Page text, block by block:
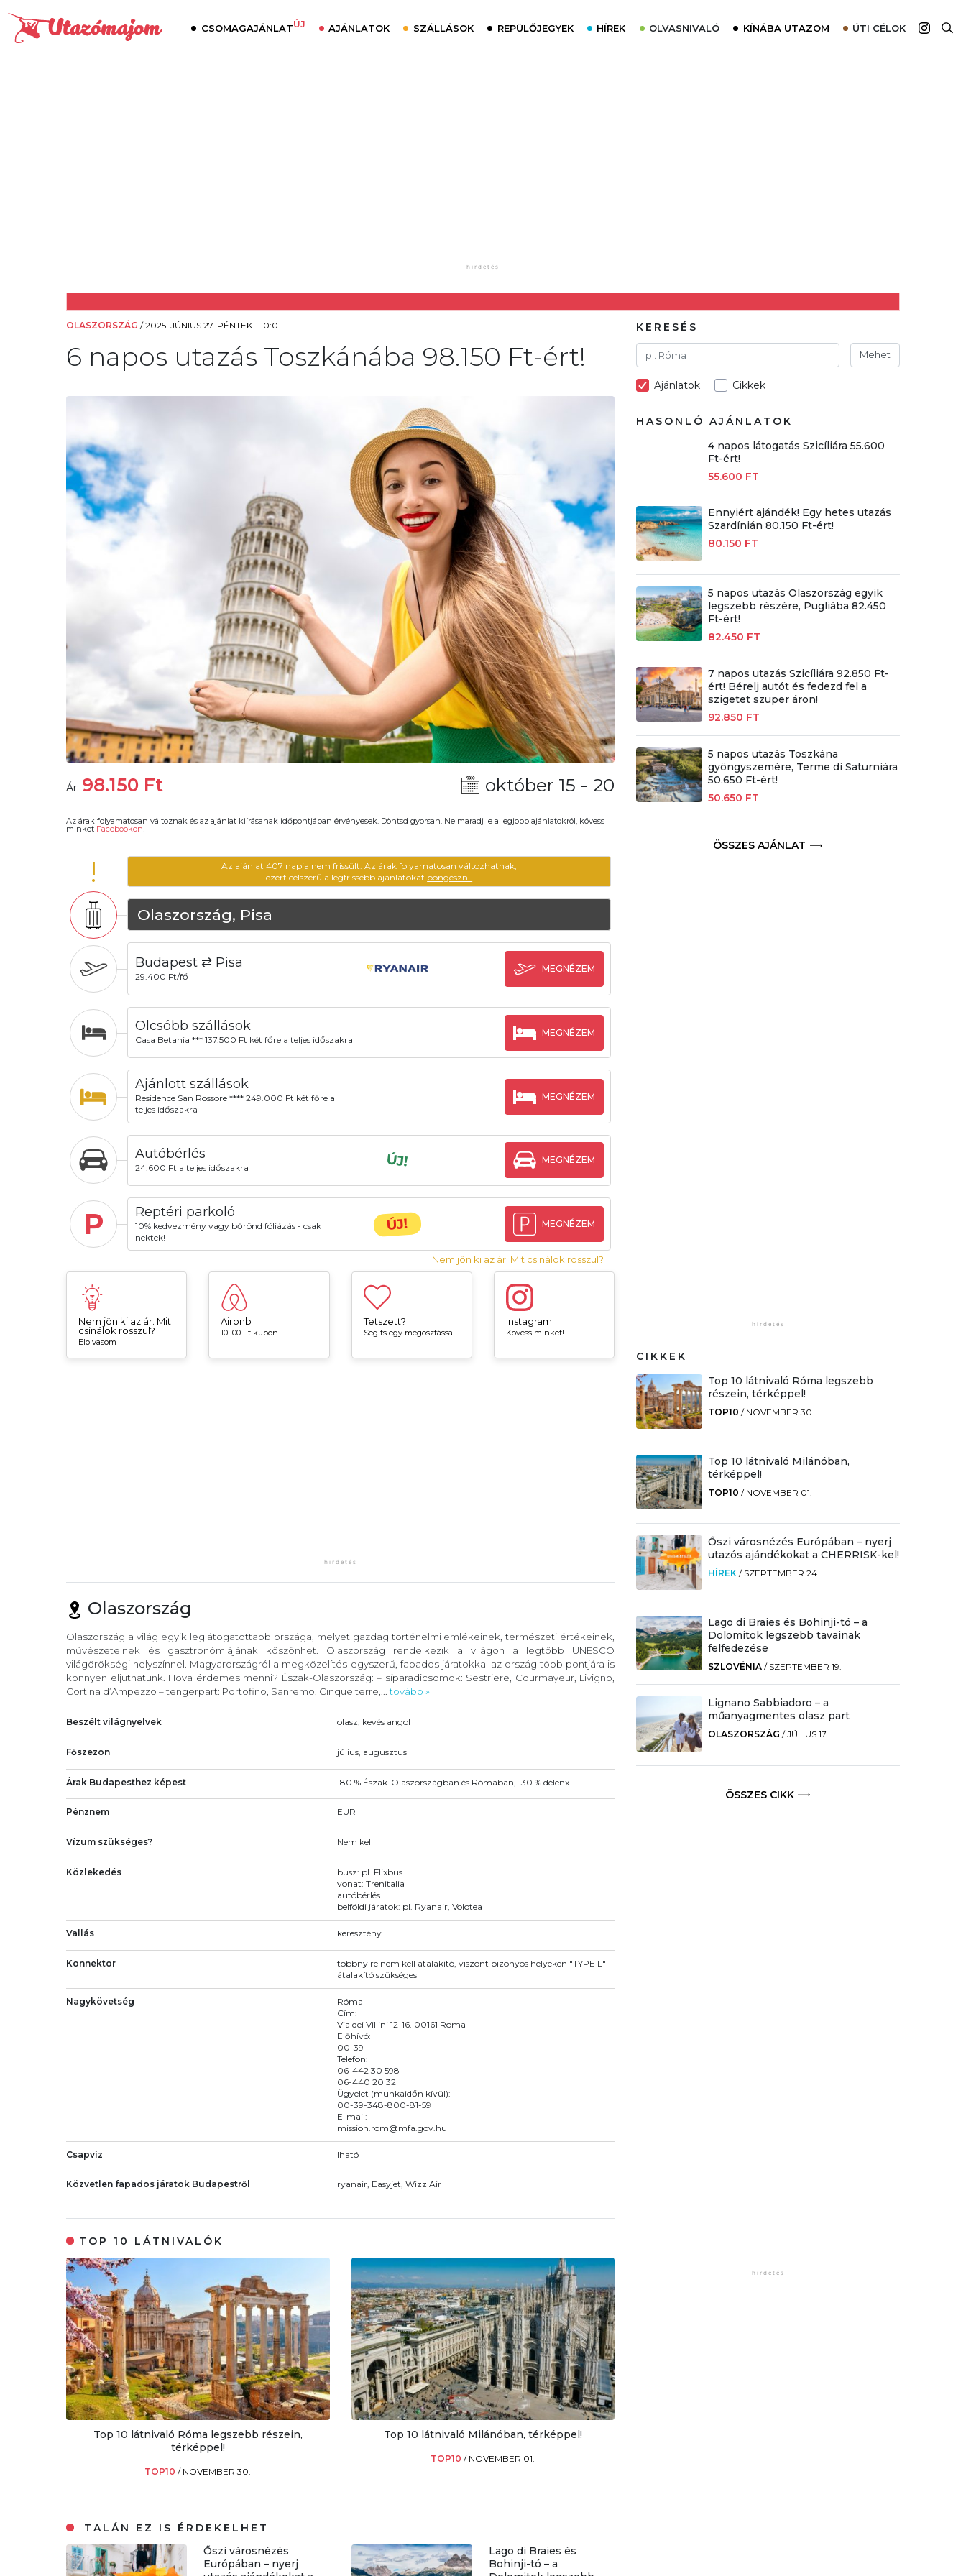
CSOMAGAJÁNLATÚJ AJÁNLATOK SZÁLLÁSOK REPÜLŐJEGYEK HÍREK OLVASNIVALÓ KÍNÁBA UTAZOM ÚTI CÉLOK
OLASZORSZÁG /2025. JÚNIUS 27. PÉNTEK - 10:01
6 napos utazás Toszkánába 98.150 Ft-ért!
Ár: 98.150 Ft október 15 - 20
Az árak folyamatosan változnak és az ajánlat kiírásanak időpontjában érvényesek. Döntsd gyorsan. Ne maradj le a legjobb ajánlatokról, kövess
minket Facebookon!
!
Az ajánlat 407 napja nem frissült. Az árak folyamatosan változhatnak,
ezért célszerű a legfrissebb ajánlatokat böngészni.
Olaszország, Pisa
Budapest ⇄ Pisa
29.400 Ft/fő
MEGNÉZEM
Olcsóbb szállások
Casa Betania *** 137.500 Ft két főre a teljes időszakra
MEGNÉZEM
Ajánlott szállások
Residence San Rossore **** 249.000 Ft két főre a
teljes időszakra
MEGNÉZEM
Autóbérlés
24.600 Ft a teljes időszakra ÚJ! MEGNÉZEM
P Reptéri parkoló
10% kedvezmény vagy bőrönd fóliázás - csak
nektek!
ÚJ! MEGNÉZEM
Nem jön ki az ár. Mit csinálok rosszul?
Nem jön ki az ár. Mit
csinálok rosszul?
Elolvasom
Airbnb
10.100 Ft kupon
Tetszett?
Segíts egy megosztással!
Instagram
Kövess minket!
Olaszország
Olaszország a világ egyik leglátogatottabb országa, melyet gazdag történelmi emlékeinek, természeti értékeinek,
művészeteinek és gasztronómiájának köszönhet. Olaszország rendelkezik a világon a legtöbb UNESCO
világörökségi helyszínnel. Magyarországról a megközelítés egyszerű, fapados járatokkal az ország több pontjára is
könnyen eljuthatunk. Hova érdemes menni? Észak-Olaszország: – síparadicsomok: Sestriere, Courmayeur, Livigno,
Cortina d’Ampezzo – tengerpart: Portofino, Sanremo, Cinque terre,... tovább »
Beszélt világnyelvek olasz, kevés angol
Főszezon július, augusztus
Árak Budapesthez képest 180 % Észak-Olaszországban és Rómában, 130 % délenx
Pénznem EUR
Vízum szükséges? Nem kell
Közlekedés
busz: pl. Flixbus
vonat: Trenitalia
autóbérlés
belföldi járatok: pl. Ryanair, Volotea
Vallás keresztény
Konnektor
többnyire nem kell átalakító, viszont bizonyos helyeken "TYPE L"
átalakító szükséges
Nagykövetség
Róma
Cím:
Via dei Villini 12-16. 00161 Roma
Előhívó:
00-39
Telefon:
06-442 30 598
06-440 20 32
Ügyelet (munkaidőn kívül):
00-39-348-800-81-59
E-mail:
mission.rom@mfa.gov.hu
Csapvíz Iható
Közvetlen fapados járatok Budapestről ryanair, Easyjet, Wizz Air
TOP 10 LÁTNIVALÓK
Top 10 látnivaló Róma legszebb részein,
térképpel!
TOP10/ NOVEMBER 30.
Top 10 látnivaló Milánóban, térképpel!
TOP10/ NOVEMBER 01.
TALÁN EZ IS ÉRDEKELHET
Őszi városnézés
Európában – nyerj
Lago di Braies és
Bohinji-tó – a
KERESÉS
Mehet
Ajánlatok Cikkek
HASONLÓ AJÁNLATOK
4 napos látogatás Szicíliára 55.600
Ft-ért!
55.600 FT
Ennyiért ajándék! Egy hetes utazás
Szardínián 80.150 Ft-ért!
80.150 FT
5 napos utazás Olaszország egyik
legszebb részére, Pugliába 82.450
Ft-ért!
82.450 FT
7 napos utazás Szicíliára 92.850 Ft-
ért! Bérelj autót és fedezd fel a
szigetet szuper áron!
92.850 FT
5 napos utazás Toszkána
gyöngyszemére, Terme di Saturniára
50.650 Ft-ért!
50.650 FT
ÖSSZES AJÁNLAT
CIKKEK
Top 10 látnivaló Róma legszebb
részein, térképpel!
TOP10 / NOVEMBER 30.
Top 10 látnivaló Milánóban,
térképpel!
TOP10 / NOVEMBER 01.
Őszi városnézés Európában – nyerj
utazós ajándékokat a CHERRISK-kel!
HÍREK / SZEPTEMBER 24.
Lago di Braies és Bohinji-tó – a
Dolomitok legszebb tavainak
felfedezése
SZLOVÉNIA / SZEPTEMBER 19.
Lignano Sabbiadoro – a
műanyagmentes olasz part
OLASZORSZÁG /JÚLIUS 17.
ÖSSZES CIKK